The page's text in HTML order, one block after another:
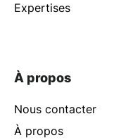
Expertises
À propos
Nous contacter
À propos